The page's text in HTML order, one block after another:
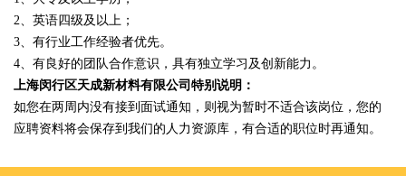
2、英语四级及以上；
3、有行业工作经验者优先。
4、有良好的团队合作意识，具有独立学习及创新能力。
上海闵行区天成新材料有限公司特别说明：
如您在两周内没有接到面试通知，则视为暂时不适合该岗位，您的
应聘资料将会保存到我们的人力资源库，有合适的职位时再通知。